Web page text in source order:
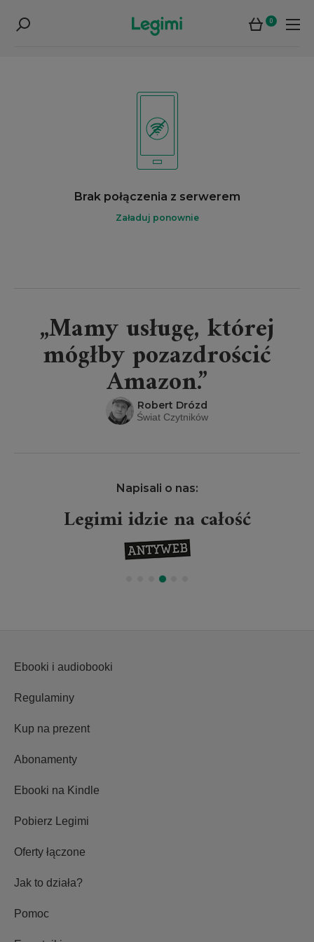
0
Brak połączenia z serwerem
Załaduj ponownie
„Mamy usługę, której
mógłby pozazdrościć
Amazon.”
Robert Drózd
Świat Czytników
Napisali o nas:
Legimi idzie na całość
Ebooki i audiobooki
Regulaminy
Kup na prezent
Abonamenty
Ebooki na Kindle
Pobierz Legimi
Oferty łączone
Jak to działa?
Pomoc